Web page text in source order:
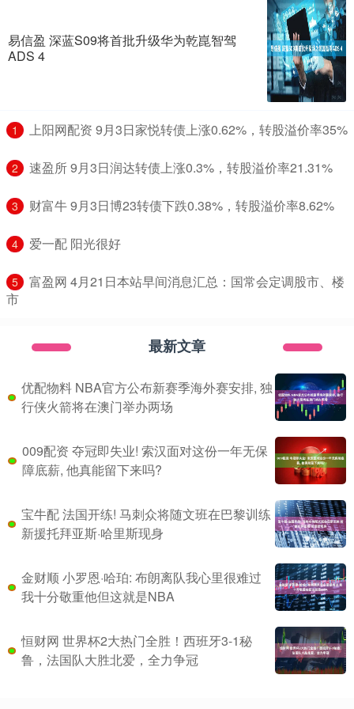
易信盈 深蓝S09将首批升级华为乾崑智驾
ADS 4
1 ​上阳网配资 9月3日家悦转债上涨0.62%，转股溢价率35%
2 ​速盈所 9月3日润达转债上涨0.3%，转股溢价率21.31%
3 ​财富牛 9月3日博23转债下跌0.38%，转股溢价率8.62%
4 ​爱一配 阳光很好
5
​富盈网 4月21日本站早间消息汇总：国常会定调股市、楼
市
最新文章
优配物料 NBA官方公布新赛季海外赛安排, 独
行侠火箭将在澳门举办两场
009配资 夺冠即失业! 索汉面对这份一年无保
障底薪, 他真能留下来吗?
宝牛配 法国开练! 马刺众将随文班在巴黎训练
新援托拜亚斯·哈里斯现身
金财顺 小罗恩·哈珀: 布朗离队我心里很难过
我十分敬重他但这就是NBA
恒财网 世界杯2大热门全胜！西班牙3-1秘
鲁，法国队大胜北爱，全力争冠